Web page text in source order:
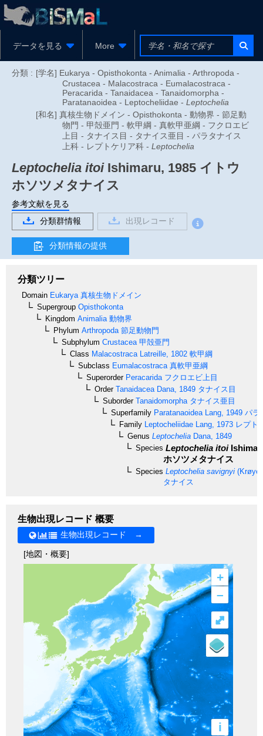
データを見る More
分類 : [学名] Eukarya - Opisthokonta - Animalia - Arthropoda -
Crustacea - Malacostraca - Eumalacostraca -
Peracarida - Tanaidacea - Tanaidomorpha -
Paratanaoidea - Leptocheliidae - Leptochelia
[和名] 真核生物ドメイン - Opisthokonta - 動物界 - 節足動
物門 - 甲殻亜門 - 軟甲綱 - 真軟甲亜綱 - フクロエビ
上目 - タナイス目 - タナイス亜目 - パラタナイス
上科 - レプトケリア科 - Leptochelia
Leptochelia itoiIshimaru, 1985 イトウ
ホソツメタナイス
参考文献を見る
分類群情報
出現レコード
分類情報の提供
分類ツリー
Domain Eukarya 真核生物ドメイン
Supergroup Opisthokonta
Kingdom Animalia 動物界
Phylum Arthropoda 節足動物門
Subphylum Crustacea 甲殻亜門
Class Malacostraca Latreille, 1802 軟甲綱
Subclass Eumalacostraca 真軟甲亜綱
SuperorderPeracarida フクロエビ上目
OrderTanaidacea Dana, 1849 タナイス目
SuborderTanaidomorpha タナイス亜目
Superfamily Paratanaoidea Lang, 1949 パラ
Family Leptocheliidae Lang, 1973 レプト
Genus Leptochelia Dana, 1849
Species Leptochelia itoi
ホソツメタナイス
Species Leptochelia savignyi
タナイス
生物出現レコード 概要
生物出現レコード →
[地図・概要]
+
–
i
⤢